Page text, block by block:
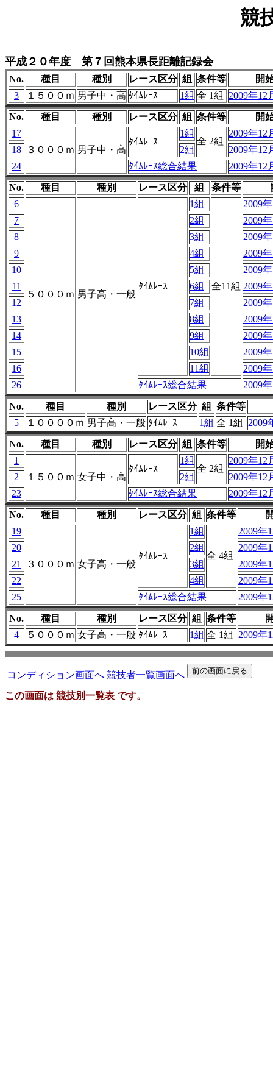
競
平成２０年度 第７回熊本県長距離記録会
No. 種目 種別 レース区分 組 条件等
開
3
１５００ｍ 男子中・高 ﾀｲﾑﾚｰｽ 1組 全 1組 2009年12
No. 種目 種別 レース区分 組 条件等
開
17
３０００ｍ 男子中・高
ﾀｲﾑﾚｰｽ
1組
全 2組
2009年12
18
2組
2009年12
24
ﾀｲﾑﾚｰｽ総合結果 2009年12
No. 種目 種別 レース区分 組 条件等
6
５０００ｍ 男子高・一般
ﾀｲﾑﾚｰｽ
1組
全11組
2009
7
2組
2009
8
3組
2009
9
4組
2009
10
5組
2009
11
6組
2009
12
7組
2009
13
8組
2009
14
9組
2009
15
10組
2009
16
11組
2009
26
ﾀｲﾑﾚｰｽ総合結果 2009
No. 種目 種別 レース区分 組
条件等
5
１００００ｍ 男子高・一般 ﾀｲﾑﾚｰｽ 1組 全 1組 2009
No. 種目 種別 レース区分 組 条件等
開
1
１５００ｍ 女子中・高
ﾀｲﾑﾚｰｽ
1組
全 2組
2009年12
2
2組
2009年12
23
ﾀｲﾑﾚｰｽ総合結果 2009年12
No. 種目 種別 レース区分 組 条件等
19
３０００ｍ 女子高・一般
ﾀｲﾑﾚｰｽ
1組
全 4組
2009年
20
2組
2009年
21
3組
2009年
22
4組
2009年
25
ﾀｲﾑﾚｰｽ総合結果 2009年
No. 種目 種別 レース区分 組 条件等
4
５０００ｍ 女子高・一般 ﾀｲﾑﾚｰｽ 1組 全 1組 2009年
コンディション画面へ 競技者一覧画面へ
この画面は 競技別一覧表 です。